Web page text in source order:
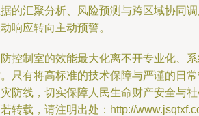
的汇聚分析、风险预测与跨区域协同
响应转向主动预警。
控制室的效能最大化离不开专业化、
只有将高标准的技术保障与严谨的日
防线，切实保障人民生命财产安全与社
转载，请注明出处：http://